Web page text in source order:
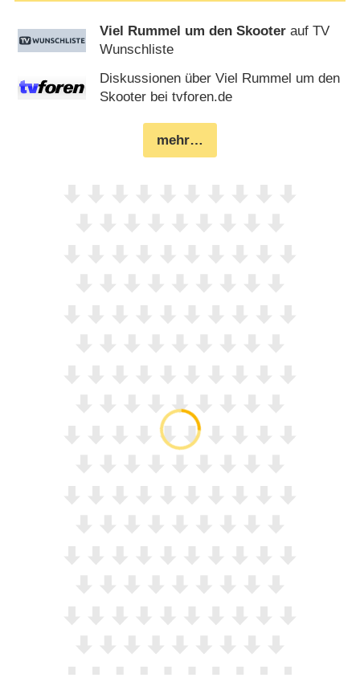
Viel Rummel um den Skooter auf TV
Wunschliste
Diskussionen über Viel Rummel um den
Skooter bei tvforen.de
mehr…